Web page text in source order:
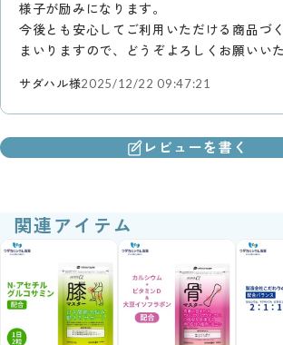
様子が励みになります。
今後とも安心してご利用いただける商品づ
まいりますので、どうぞよろしくお願いい
サダハル様2025/12/22 09:47:21
レビューを書く
関連アイテム